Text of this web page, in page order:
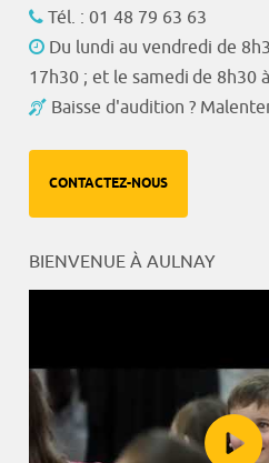
Tél. : 01 48 79 63 63
Du lundi au vendredi de
17h30 ; et le samedi de 8h30
Baisse d'audition ?
CONTACTEZ-NOUS
BIENVENUE À AULNAY